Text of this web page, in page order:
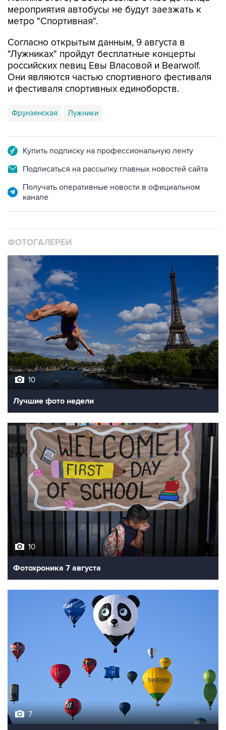
мероприятия автобусы не будут заезжать к
метро "Спортивная".
Согласно открытым данным, 9 августа в
"Лужниках" пройдут бесплатные концерты
российских певиц Евы Власовой и Bearwolf.
Они являются частью спортивного фестиваля
и фестиваля спортивных единоборств.
Фрунзенская Лужники
Купить подписку на профессиональную ленту
Подписаться на рассылку главных новостей сайта
Получать оперативные новости в официальном
канале
ФОТОГАЛЕРЕИ
10
Лучшие фото недели
10
Фотохроника 7 августа
7